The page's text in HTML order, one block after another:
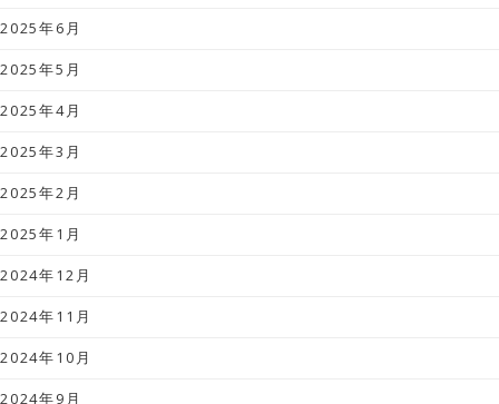
2025年6月
2025年5月
2025年4月
2025年3月
2025年2月
2025年1月
2024年12月
2024年11月
2024年10月
2024年9月